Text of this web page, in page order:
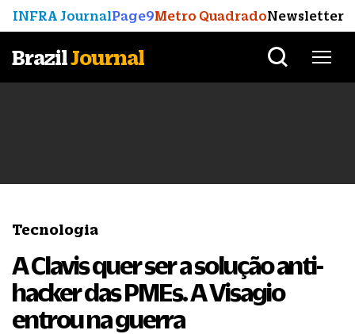
INFRA JournalPage9Metro QuadradoNewsletter
BrazilJournal
Tecnologia
A Clavis quer ser a solução anti-
hacker das PMEs. A Visagio
entrou na guerra